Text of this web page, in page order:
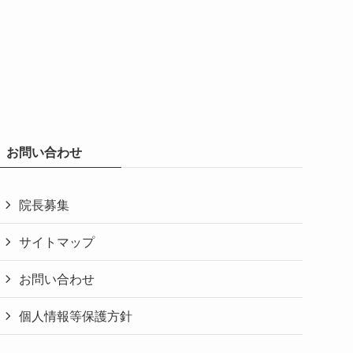
お問い合わせ
院長募集
サイトマップ
お問い合わせ
個人情報等保護方針